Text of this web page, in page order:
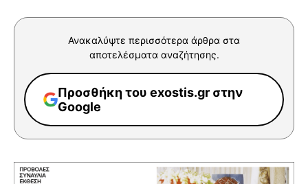
Ανακαλύψτε περισσότερα άρθρα στα
αποτελέσματα αναζήτησης.
Προσθήκη του exostis.gr στην
Google